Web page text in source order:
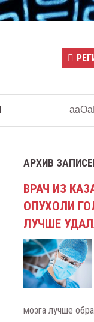
АРХИВ
ВРАЧ ИЗ
ОПУХОЛИ
ЛУЧШЕ
мозга лучше